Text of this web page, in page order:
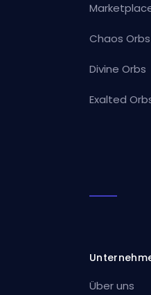
Chaos Orbs
Divine Orbs
Exalted
Über uns